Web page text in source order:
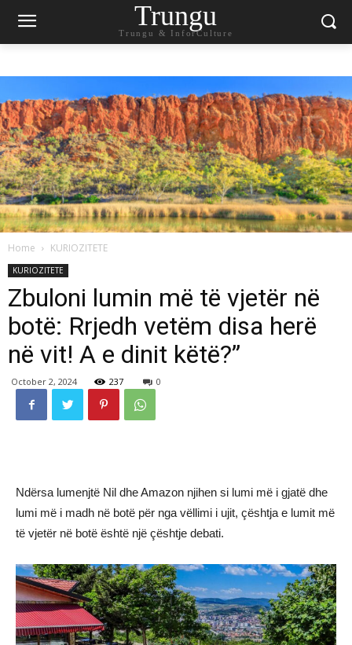
Trungu
Trungu & InforCulture
Home KURIOZITETE
KURIOZITETE
Zbuloni lumin më të vjetër në
botë: Rrjedh vetëm disa herë
në vit! A e dinit këtë?”
October 2, 2024 237 0
Ndërsa lumenjtë Nil dhe Amazon njihen si lumi më i gjatë dhe
lumi më i madh në botë për nga vëllimi i ujit, çështja e lumit më
të vjetër në botë është një çështje debati.